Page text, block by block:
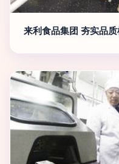
来利食品集团 夯实品